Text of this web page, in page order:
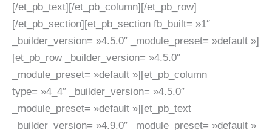
[/et_pb_text][/et_pb_column][/et_pb_row]
[/et_pb_section][et_pb_section fb_built= »1″
_builder_version= »4.5.0″ _module_preset= »default »]
[et_pb_row _builder_version= »4.5.0″
_module_preset= »default »][et_pb_column
type= »4_4″ _builder_version= »4.5.0″
_module_preset= »default »][et_pb_text
_builder_version= »4.9.0″ _module_preset= »default »